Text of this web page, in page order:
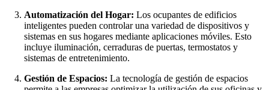
Automatización del Hogar: Los ocupantes de edificios
inteligentes pueden controlar una variedad de dispositivos y
sistemas en sus hogares mediante aplicaciones móviles. Esto
incluye iluminación, cerraduras de puertas, termostatos y
sistemas de entretenimiento.
Gestión de Espacios: La tecnología de gestión de espacios